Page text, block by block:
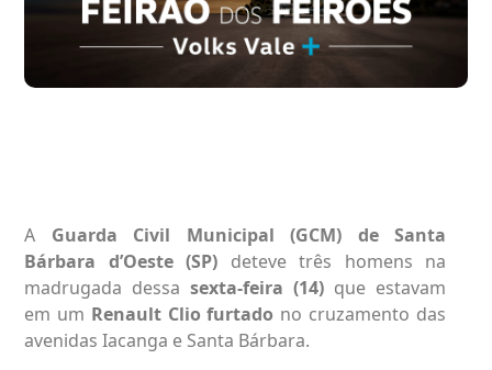
A Guarda Civil Municipal (GCM) de Santa
Bárbara d’Oeste(SP) deteve três homens na
madrugada dessa sexta-feira (14) que estavam
em um Renault Clio furtado no cruzamento das
avenidas Iacanga e Santa Bárbara.